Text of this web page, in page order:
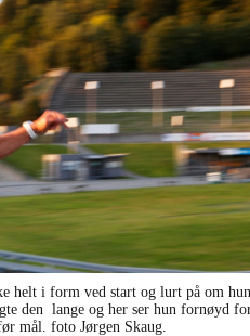
helt i form ved start og lurt på om hun
den lange og her ser hun fornøyd
mål. foto Jørgen Skaug.